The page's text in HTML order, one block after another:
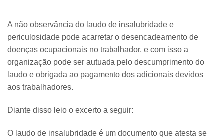
A não observância do laudo de insalubridade e
periculosidade pode acarretar o desencadeamento de
doenças ocupacionais no trabalhador, e com isso a
organização pode ser autuada pelo descumprimento do
laudo e obrigada ao pagamento dos adicionais devidos
aos trabalhadores.
Diante disso leio o excerto a seguir:
O laudo de insalubridade é um documento que atesta se